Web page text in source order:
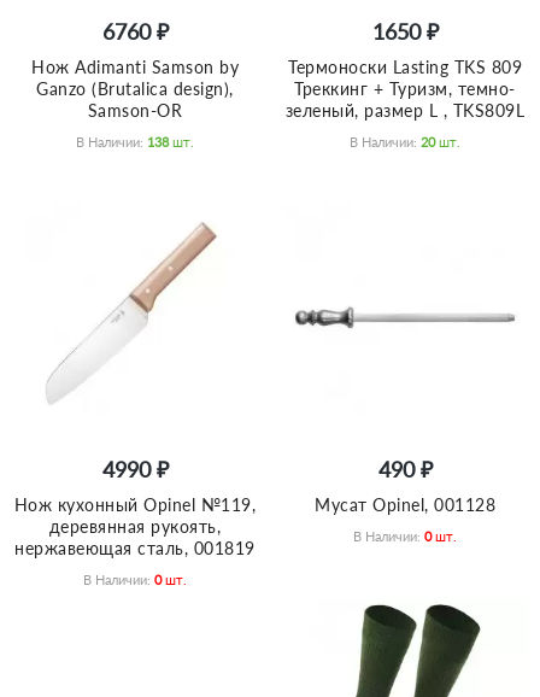
6760 ₽
Нож Adimanti Samson by
Ganzo (Brutalica design),
Samson-OR
В Наличии: 138 Шт.
1650 ₽
Термоноски Lasting TKS 809
Треккинг + Туризм, темно-
зеленый, размер L , TKS809L
В Наличии: 20 Шт.
4990 ₽
Нож кухонный Opinel №119,
деревянная рукоять,
нержавеющая сталь, 001819
В Наличии: 0 Шт.
490 ₽
Мусат Opinel, 001128
В Наличии: 0 Шт.